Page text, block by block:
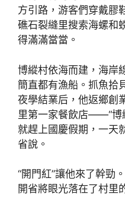
方引路，游客們穿戴膠
礁石裂縫里搜索海螺和
得滿滿當當。
博縱村依海而建，海岸
簡直都有漁船。抓魚拾
夜學結業后，他返鄉創
里第一家餐飲店——“博
就趕上國慶假期，一天
省說。
“開門紅”讓他來了幹勁
開省將眼光落在了村里